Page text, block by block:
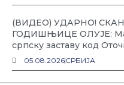
(ВИДЕО) УДАРНО!
ГОДИШЊИЦЕ ОЛУЈЕ:
српску заставу код
05.08.2026СРБИЈА